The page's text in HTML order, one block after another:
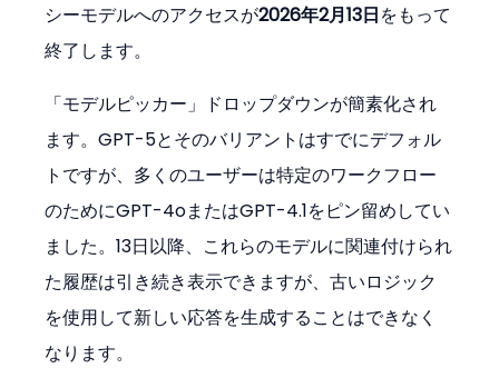
シーモデルへのアクセスが2026年2月13日をもって
終了します。
「モデルピッカー」ドロップダウンが簡素化され
ます。GPT-5とそのバリアントはすでにデフォル
トですが、多くのユーザーは特定のワークフロー
のためにGPT-4oまたはGPT-4.1をピン留めしてい
ました。13日以降、これらのモデルに関連付けられ
た履歴は引き続き表示できますが、古いロジック
を使用して新しい応答を生成することはできなく
なります。